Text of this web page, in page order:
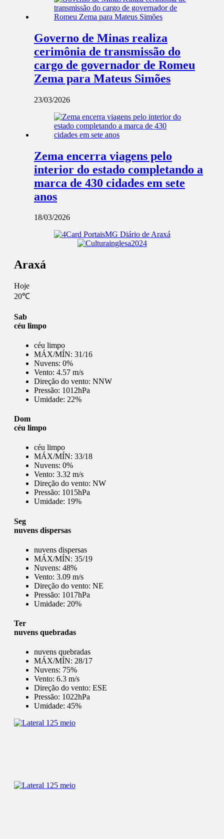
Governo de Minas realiza
cerimônia de transmissão do
cargo de governador de Romeu
Zema para Mateus Simões
23/03/2026
Zema encerra viagens pelo
interior do estado completando a
marca de 430 cidades em sete
anos
18/03/2026
Araxá
Hoje
20℃
Sab
céu limpo
céu limpo
MÁX/MÍN: 31/16
Nuvens: 0%
Vento: 4.57 m/s
Direção do vento: NNW
Pressão: 1012hPa
Umidade: 22%
Dom
céu limpo
céu limpo
MÁX/MÍN: 33/18
Nuvens: 0%
Vento: 3.32 m/s
Direção do vento: NW
Pressão: 1015hPa
Umidade: 19%
Seg
nuvens dispersas
nuvens dispersas
MÁX/MÍN: 35/19
Nuvens: 48%
Vento: 3.09 m/s
Direção do vento: NE
Pressão: 1017hPa
Umidade: 20%
Ter
nuvens quebradas
nuvens quebradas
MÁX/MÍN: 28/17
Nuvens: 75%
Vento: 6.3 m/s
Direção do vento: ESE
Pressão: 1022hPa
Umidade: 45%